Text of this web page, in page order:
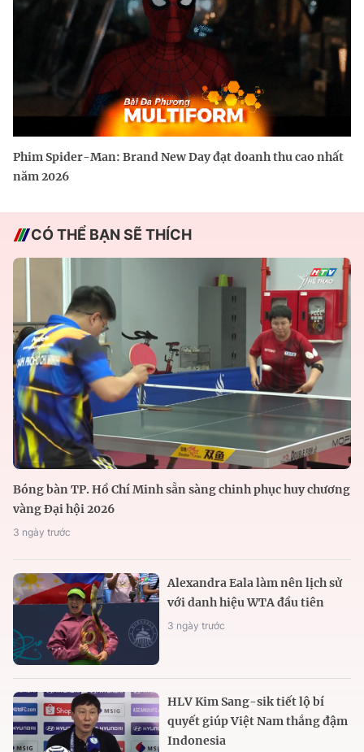
Phim Spider-Man: Brand New Day đạt doanh thu cao nhất
năm 2026
CÓ THỂ BẠN SẼ THÍCH
Bóng bàn TP. Hồ Chí Minh sẵn sàng chinh phục huy chương
vàng Đại hội 2026
3 ngày trước
Alexandra Eala làm nên lịch sử
với danh hiệu WTA đầu tiên
3 ngày trước
HLV Kim Sang-sik tiết lộ bí
quyết giúp Việt Nam thắng đậm
Indonesia